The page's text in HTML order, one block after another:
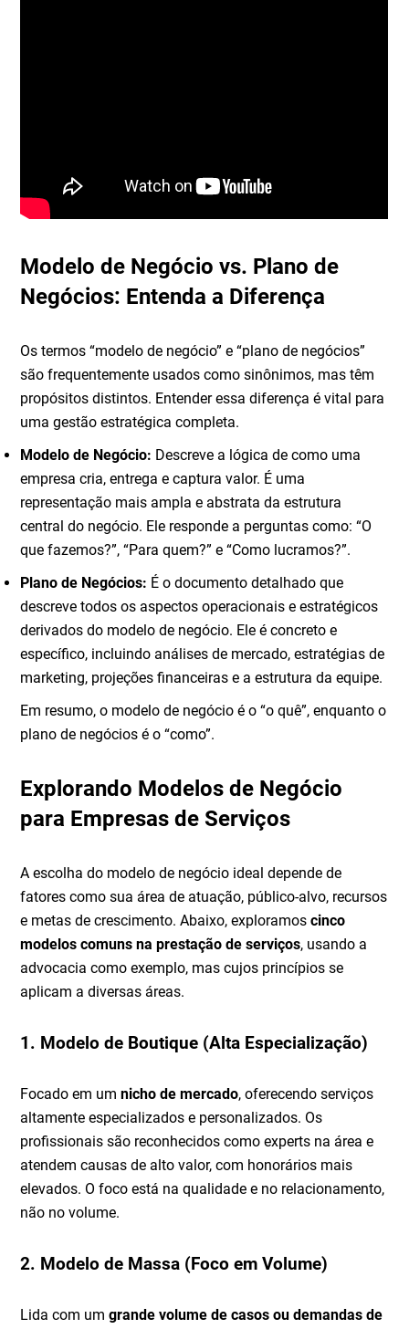
Modelo de Negócio vs. Plano de
Negócios: Entenda a Diferença
Os termos “modelo de negócio” e “plano de negócios”
são frequentemente usados como sinônimos, mas têm
propósitos distintos. Entender essa diferença é vital para
uma gestão estratégica completa.
Modelo de Negócio: Descreve a lógica de como uma
empresa cria, entrega e captura valor. É uma
representação mais ampla e abstrata da estrutura
central do negócio. Ele responde a perguntas como: “O
que fazemos?”, “Para quem?” e “Como lucramos?”.
Plano de Negócios: É o documento detalhado que
descreve todos os aspectos operacionais e estratégicos
derivados do modelo de negócio. Ele é concreto e
específico, incluindo análises de mercado, estratégias de
marketing, projeções financeiras e a estrutura da equipe.
Em resumo, o modelo de negócio é o “o quê”, enquanto o
plano de negócios é o “como”.
Explorando Modelos de Negócio
para Empresas de Serviços
A escolha do modelo de negócio ideal depende de
fatores como sua área de atuação, público-alvo, recursos
e metas de crescimento. Abaixo, exploramoscinco
modelos comuns na prestação de serviços, usando a
advocacia como exemplo, mas cujos princípios se
aplicam a diversas áreas.
1. Modelo de Boutique (Alta Especialização)
Focado em umnicho de mercado, oferecendo serviços
altamente especializados e personalizados. Os
profissionais são reconhecidos como experts na área e
atendem causas de alto valor, com honorários mais
elevados. O foco está na qualidade e no relacionamento,
não no volume.
2. Modelo de Massa (Foco em Volume)
Lida com umgrande volume de casos ou demandas de